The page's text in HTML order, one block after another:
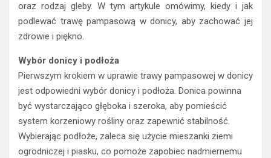
oraz rodzaj gleby. W tym artykule omówimy, kiedy i jak
podlewać trawę pampasową w donicy, aby zachować jej
zdrowie i piękno.
Wybór donicy i podłoża
Pierwszym krokiem w uprawie trawy pampasowej w donicy
jest odpowiedni wybór donicy i podłoża. Donica powinna
być wystarczająco głęboka i szeroka, aby pomieścić
system korzeniowy rośliny oraz zapewnić stabilność.
Wybierając podłoże, zaleca się użycie mieszanki ziemi
ogrodniczej i piasku, co pomoże zapobiec nadmiernemu